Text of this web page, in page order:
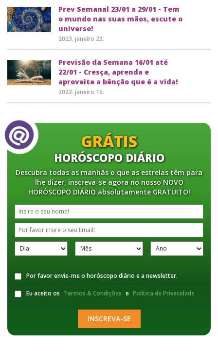
Prev Semanal 23/01 a 29/01 - Tem
o mundo nas suas mãos, escute o
universo!
2023. janeiro 23.
Previsão da Semana 16/01 até
22/01 - Cresça, aprenda e
aproveite a bênção que é a vida!
2023. janeiro 16.
GRÁTIS
HORÓSCOPO DIÁRIO
Descubra todas as manhãs o que as estrelas têm para
lhe dizer, inscreva-se agora no nosso NOVO
HORÓSCOPO DIÁRIO absolutamente GRATUITO!
Por favor envie-me o horóscopo diário e a newsletter.
Eu aceito os Termos & Condições e Política de Privacidade
INSCREVA-SE